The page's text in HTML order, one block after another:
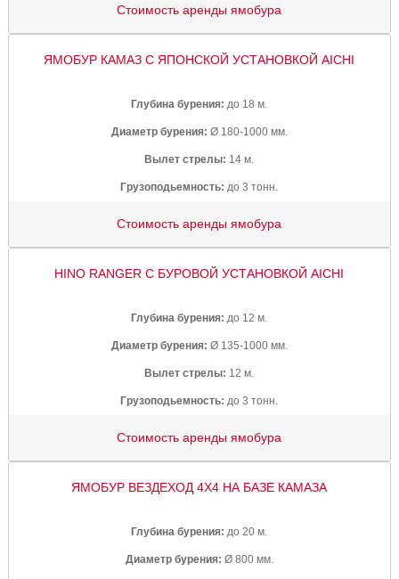
Стоимость аренды ямобура
ЯМОБУР КАМАЗ С ЯПОНСКОЙ УСТАНОВКОЙ AICHI
Глубина бурения: до 18 м.
Диаметр бурения: Ø 180-1000 мм.
Вылет стрелы: 14 м.
Грузоподьемность: до 3 тонн.
Стоимость аренды ямобура
HINO RANGER С БУРОВОЙ УСТАНОВКОЙ AICHI
Глубина бурения: до 12 м.
Диаметр бурения: Ø 135-1000 мм.
Вылет стрелы: 12 м.
Грузоподьемность: до 3 тонн.
Стоимость аренды ямобура
ЯМОБУР ВЕЗДЕХОД 4Х4 НА БАЗЕ КАМАЗА
Глубина бурения: до 20 м.
Диаметр бурения: Ø 800 мм.